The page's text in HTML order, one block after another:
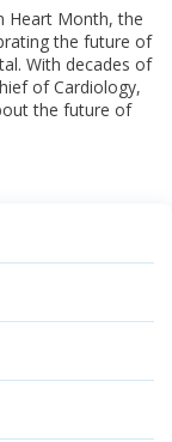
Heart Month, the
the future of
With decades of
of Cardiology,
the future of